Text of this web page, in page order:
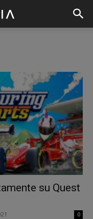
su Quest
0